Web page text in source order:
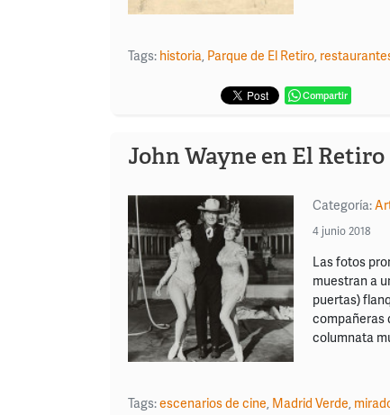
Tags: historia, Parque de El Retiro,
Compartir
John Wayne en El Retiro
Categoría:
4 junio 2018
Las fotos
muestran a
puertas)
compañeras
columnata
Tags:escenarios de cine Madrid Verde